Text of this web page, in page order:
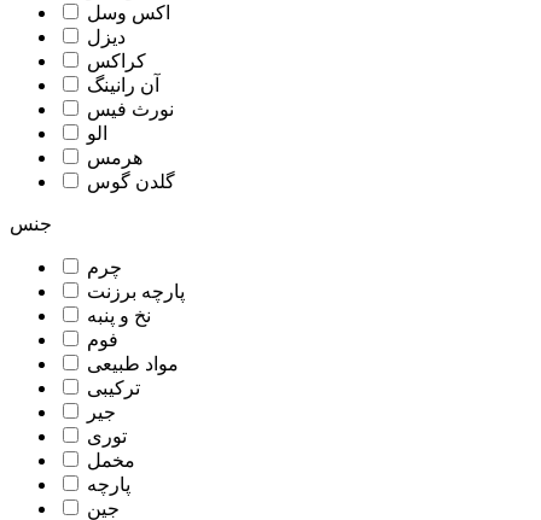
اکس وسل
دیزل
کراکس
آن رانینگ
نورث فیس
الو
هرمس
گلدن گوس
جنس
چرم
پارچه برزنت
نخ و پنبه
فوم
مواد طبیعی
ترکیبی
جیر
توری
مخمل
پارچه
جین